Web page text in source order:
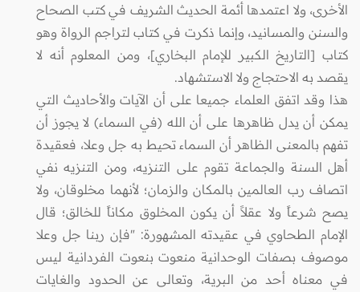
الأخرى، ولا اعتمدها أئمة الحديث الشريف في كتب الصحاح
والسنن والمسانيد، وإنما ذكرت في كتاب لتراجم الرواة وهو
كتاب [التاريخ الكبير للإمام البخاري]، ومن المعلوم أنه لا
يقصد به الاحتجاج ولا الاستشهاد.
هذا وقد اتفق العلماء جميعا على أن الآيات والأحاديث التي
يمكن أن يدل ظاهرها على أن الله (في السماء) لا يجوز أن
تفهم بالمعنى الظاهر أن السماء تحيط به جل وعلا، فعقيدة
أهل السنة والجماعة تقوم على التنزيه، ومن التنزيه نفي
اتصاف رب العالمين بالمكان والزمان؛ لأنهما مخلوقان، ولا
يصح شرعاً ولا عقلاً أن يكون المخلوق مكاناً للخالق؛ قال
الإمام الطحاوي في عقيدته المشهورة: "فإن ربنا جل وعلا
موصوف بصفات الوحدانية منعوت بنعوت الفردانية ليس
في معناه أحد من البرية، وتعالى عن الحدود والغايات